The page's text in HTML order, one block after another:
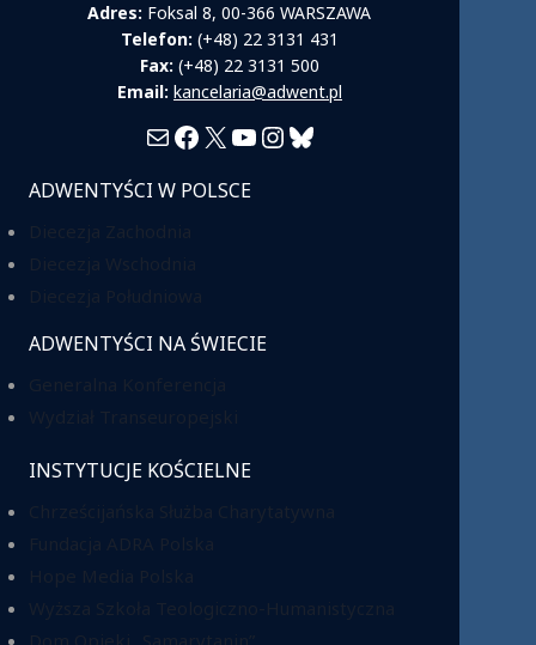
Adres: Foksal 8, 00-366 WARSZAWA
Telefon: (+48) 22 3131 431
Fax: (+48) 22 3131 500
Email: kancelaria@adwent.pl
MailFacebook
X YouTube
Instagram
Bluesky
ADWENTYŚCI W POLSCE
ADWENTYŚCI NA ŚWIECIE
INSTYTUCJE KOŚCIELNE